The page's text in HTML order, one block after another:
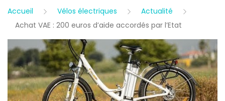
Accueil Vélos électriques
Actualité
Achat VAE : 200 euros d’aide accordés par l’Etat